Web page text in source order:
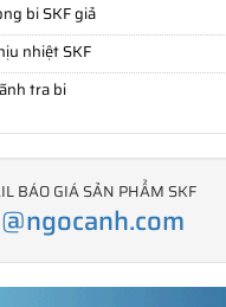
bi SKF giả
nhiệt SKF
tra bi
BÁO GIÁ SẢN PHẨM SKF